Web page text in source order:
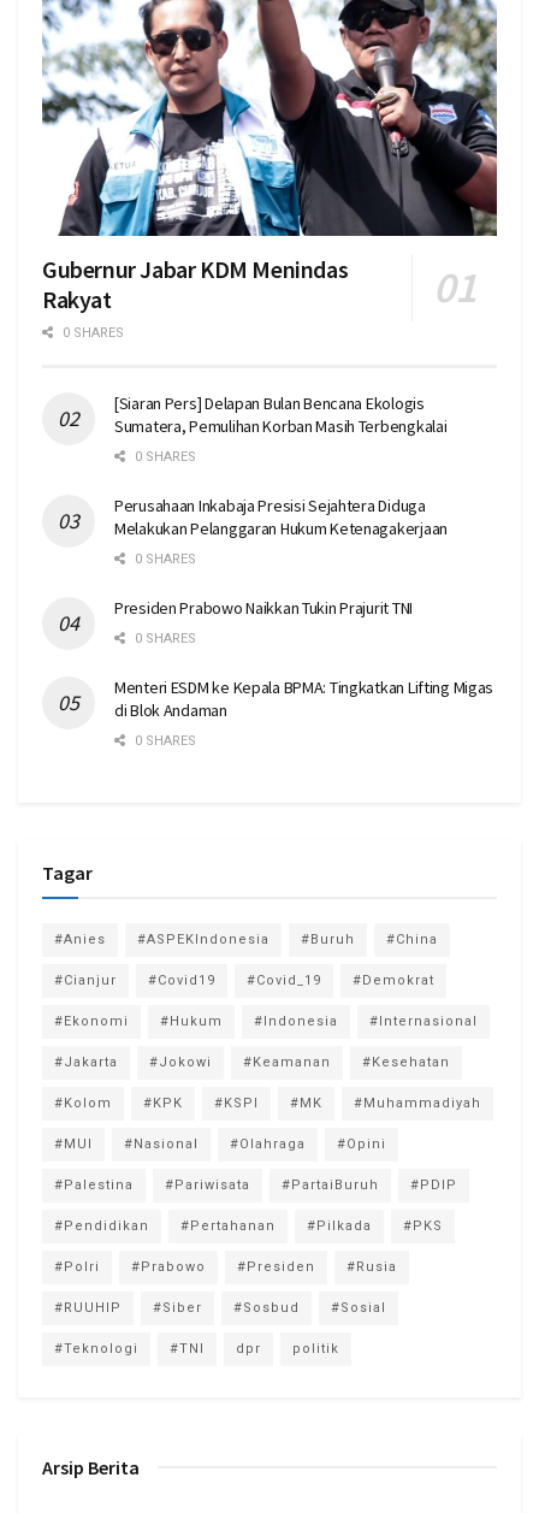
Gubernur Jabar KDM Menindas
Rakyat
0 SHARES
[Siaran Pers] Delapan Bulan Bencana Ekologis
Sumatera, Pemulihan Korban Masih Terbengkalai
0 SHARES
Perusahaan Inkabaja Presisi Sejahtera Diduga
Melakukan Pelanggaran Hukum Ketenagakerjaan
0 SHARES
Presiden Prabowo Naikkan Tukin Prajurit TNI
0 SHARES
Menteri ESDM ke Kepala BPMA: Tingkatkan Lifting Migas
di Blok Andaman
0 SHARES
Tagar
#Anies #ASPEKIndonesia #Buruh #China
#Cianjur #Covid19 #Covid_19 #Demokrat
#Ekonomi #Hukum #Indonesia #Internasional
#Jakarta #Jokowi #Keamanan #Kesehatan
#Kolom #KPK #KSPI #MK #Muhammadiyah
#MUI #Nasional #Olahraga #Opini
#Palestina #Pariwisata #PartaiBuruh #PDIP
#Pendidikan #Pertahanan #Pilkada #PKS
#Polri #Prabowo #Presiden #Rusia
#RUUHIP #Siber #Sosbud #Sosial
#Teknologi #TNI dpr politik
Arsip Berita